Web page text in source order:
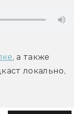
, а также
локально,